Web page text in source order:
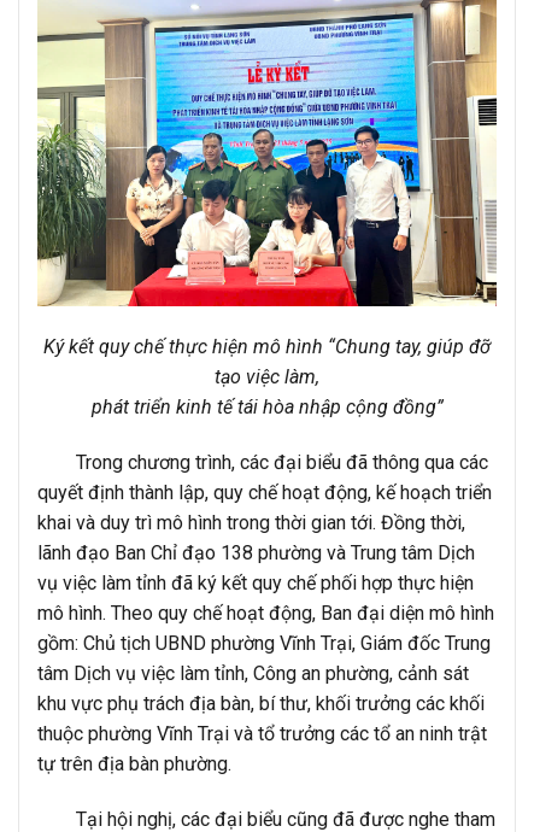
Ký kết quy chế thực hiện mô hình “Chung tay, giúp đỡ
tạo việc làm,
phát triển kinh tế tái hòa nhập cộng đồng”
Trong chương trình, các đại biểu đã thông qua các
quyết định thành lập, quy chế hoạt động, kế hoạch triển
khai và duy trì mô hình trong thời gian tới. Đồng thời,
lãnh đạo Ban Chỉ đạo 138 phường và Trung tâm Dịch
vụ việc làm tỉnh đã ký kết quy chế phối hợp thực hiện
mô hình. Theo quy chế hoạt động, Ban đại diện mô hình
gồm: Chủ tịch UBND phường Vĩnh Trại, Giám đốc Trung
tâm Dịch vụ việc làm tỉnh, Công an phường, cảnh sát
khu vực phụ trách địa bàn, bí thư, khối trưởng các khối
thuộc phường Vĩnh Trại và tổ trưởng các tổ an ninh trật
tự trên địa bàn phường.
Tại hội nghị, các đại biểu cũng đã được nghe tham